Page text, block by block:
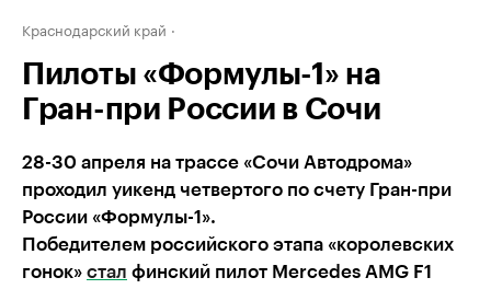
Краснодарский край
Пилоты «Формулы-1» на
Гран-при России в Сочи
28-30 апреля на трассе «Сочи Автодрома»
проходил уикенд четвертого по счету Гран-при
России «Формулы-1».
Победителем российского этапа «королевских
гонок» стал финский пилот Mercedes AMG F1